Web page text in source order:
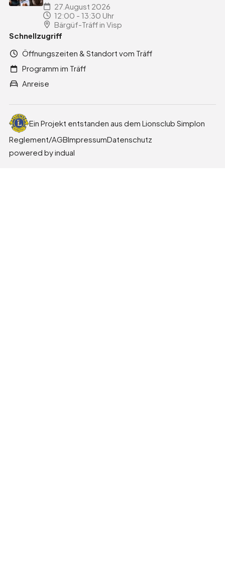
27.August 2026
12:00 - 13:30 Uhr
Bärgüf-Träff in Visp
Schnellzugriff
Öffnungszeiten & Standort vom Träff
Programm im Träff
Anreise
Ein Projekt entstanden aus dem Lionsclub Simplon
Reglement/AGBImpressumDatenschutz
powered by indual